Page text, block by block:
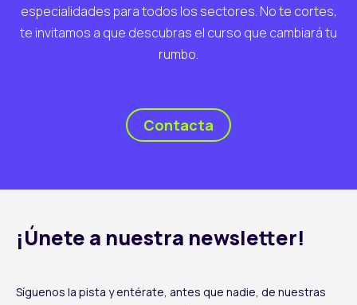
especialidades para todos los sectores. No te cortes,
te invitamos a que descubras el curso que cambiará tu
rumbo.
Contacta
¡Únete a nuestra newsletter!
Síguenos la pista y entérate, antes que nadie, de nuestras